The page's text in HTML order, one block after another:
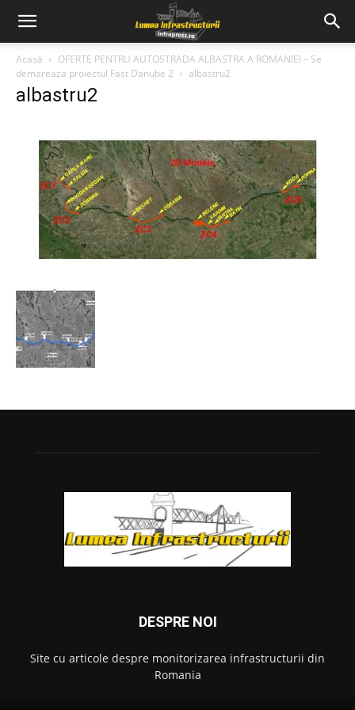
Acasă
OFERTE PENTRU AUTOSTRADA ALBASTRA A ROMANIEI – Se
demareaza proiectul Fast Danube 2
albastru2
albastru2
DESPRE NOI
Site cu articole despre monitorizarea infrastructurii din
Romania